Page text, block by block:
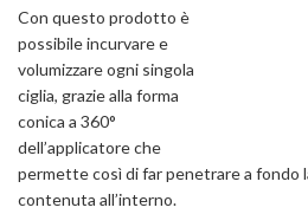
Con questo prodotto è
possibile incurvare e
volumizzare ogni singola
ciglia, grazie alla forma
conica a 360°
dell’applicatore che
permette così di far penetrare a fondo
contenuta all’interno.